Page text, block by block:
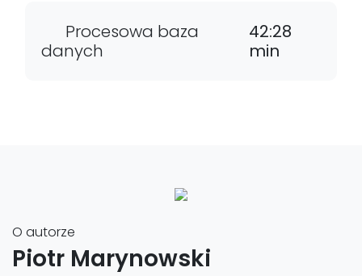
Procesowa baza
danych
42:28
min
O autorze
Piotr Marynowski